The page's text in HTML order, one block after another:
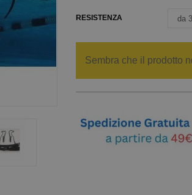
RESISTENZA
Sembra che il prodotto